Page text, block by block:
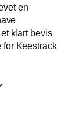
en
klart bevis
Keestrack